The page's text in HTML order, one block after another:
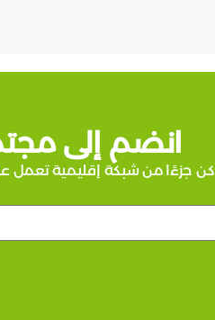
انضم إلى
كن جزءًا من شبكة إقليمية تعمل